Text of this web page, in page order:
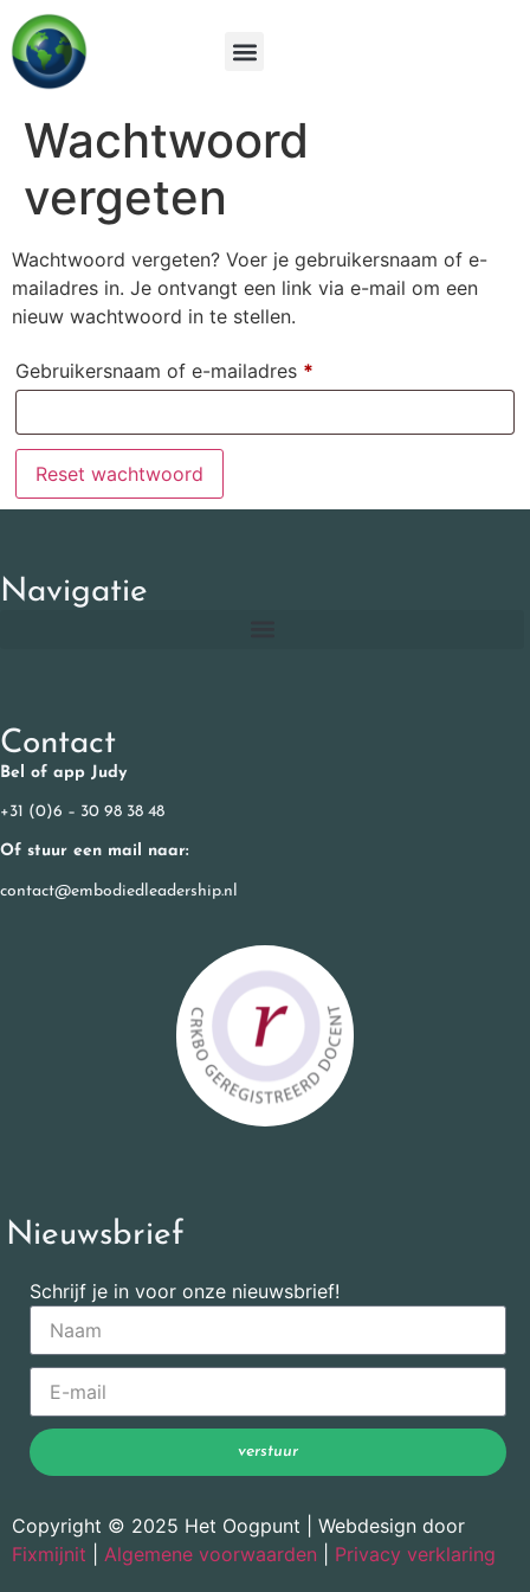
Wachtwoord
vergeten
Wachtwoord vergeten? Voer je gebruikersnaam of e-
mailadres in. Je ontvangt een link via e-mail om een
nieuw wachtwoord in te stellen.
Gebruikersnaam of e-mailadres *
Reset wachtwoord
Navigatie
Contact
Bel of app Judy
+31 (0)6 – 30 98 38 48
Of stuur een mail naar:
contact@embodiedleadership.nl
Nieuwsbrief
Schrijf je in voor onze nieuwsbrief!
verstuur
Copyright © 2025 Het Oogpunt | Webdesign door
Fixmijnit
Algemene voorwaarden Privacy verklaring